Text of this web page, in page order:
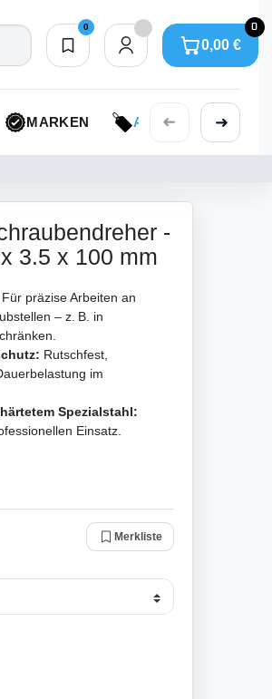
0
Merkliste
0
0,00 €
0,00 €
MARKEN AKTIONEN
➜ ➜
-
3.5 x 100 mm
Für präzise Arbeiten an
– z. B. in
Rutschfest,
im
Spezialstahl:
Einsatz.
Merkliste